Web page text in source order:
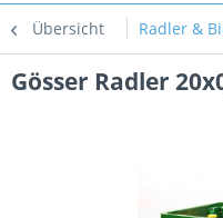
Übersicht Radler &
Gösser Radler